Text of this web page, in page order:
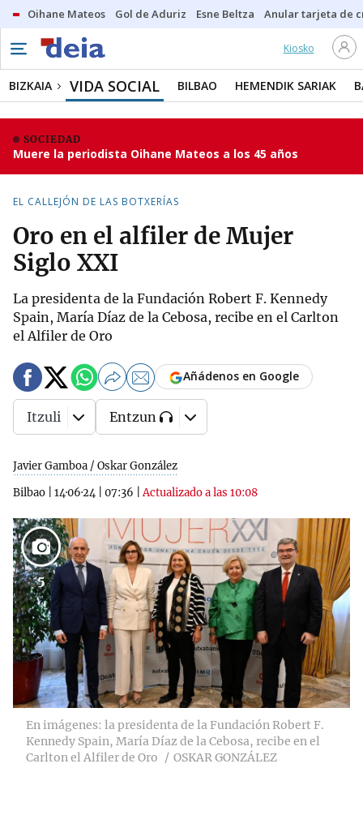
Oihane Mateos Gol de Aduriz Esne Beltza Anular tarjeta de
Kiosko
BIZKAIA VIDA SOCIAL BILBAO HEMENDIK SARIAK
SOCIEDAD
Muere la periodista Oihane Mateos a los 45 años
EL CALLEJÓN DE LAS BOTXERÍAS
Oro en el alfiler de Mujer
Siglo XXI
La presidenta de la Fundación Robert F. Kennedy
Spain, María Díaz de la Cebosa, recibe en el Carlton
el Alfiler de Oro
Javier Gamboa / Oskar González
Bilbao
14·06·24 07:36 |Actualizado a las 10:08
Añádenos en Google
Itzuli Entzun
5
En imágenes: la presidenta de la Fundación Robert F.
Kennedy Spain, María Díaz de la Cebosa, recibe en el
Carlton el Alfiler de Oro
OSKAR GONZÁLEZ